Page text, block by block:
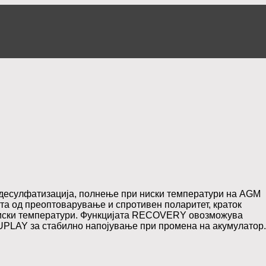
полнење при ниски температури на AGM
од преоптоварување и спротивен поларитет, краток
температури. Функцијата RECOVERY овозможува
за стабилно напојување при промена на акумулатор.